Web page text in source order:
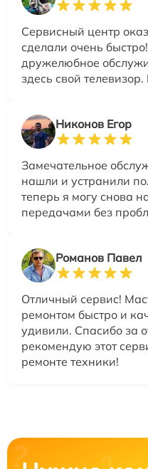
Сервисный центр
сделали очень
дружелюбное
здесь свой
Никонов Егор
Замечательное
нашли и устранили
теперь я могу снова
передачами без
Романов Павел
Отличный сервис!
ремонтом быстро и
удивили. Спасибо за
рекомендую этот
ремонте техники!